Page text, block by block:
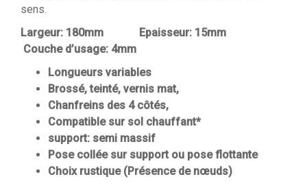
sens.
Largeur: 180mm Epaisseur: 15mm
Couche d’usage: 4mm
Longueurs variables
Brossé, teinté, vernis mat,
Chanfreins des 4 côtés,
Compatible sur sol chauffant*
support: semi massif
Pose collée sur support ou pose flottante
Choix rustique (Présence de nœuds)